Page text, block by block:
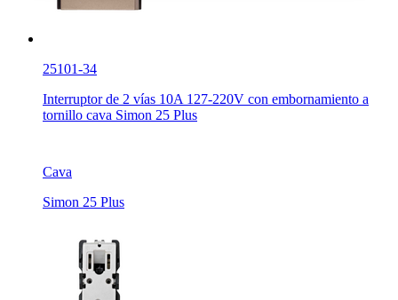
25101-34
Interruptor de 2 vías 10A 127-220V con embornamiento a
tornillo cava Simon 25 Plus
Cava
Simon 25 Plus